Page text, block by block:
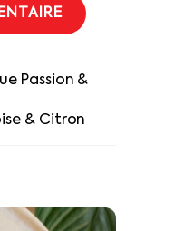
Passion &
& Citron